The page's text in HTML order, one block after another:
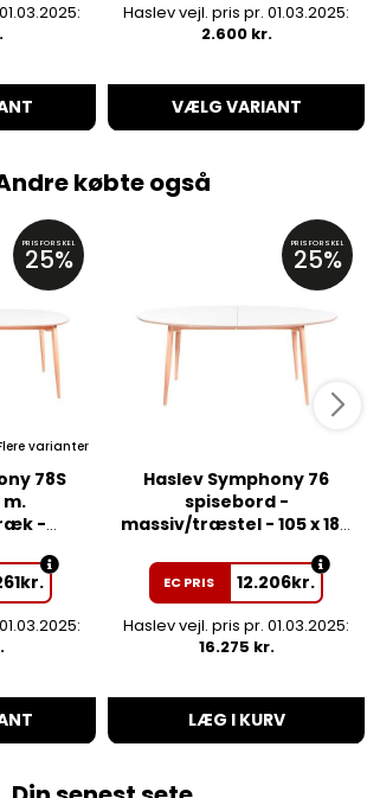
Haslev vejl. pris pr. 01.03.2025:
2.600 kr.
VÆLG VARIANT
købte også
PRISFORSKEL
25%
varianter
78S
-
105 x
kr.
PRISFORSKEL
25%
Haslev Symphony 76
spisebord -
massiv/træstel - 105 x 180
EC PRIS 12.206kr.
Haslev vejl. pris pr. 01.03.2025:
16.275 kr.
LÆG I KURV